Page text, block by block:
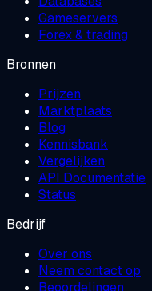
Gameservers
Forex & trading
Bronnen
Prijzen
Marktplaats
Blog
Kennisbank
Vergelijken
API Documentatie
Status
Bedrijf
Over ons
Neem contact op
Beoordelingen